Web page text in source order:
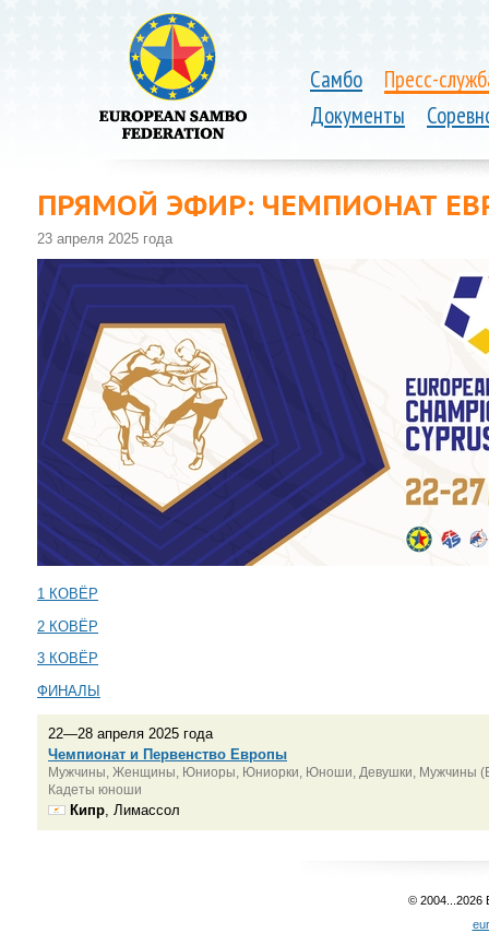
Самбо
Пресс-
Документы
ПРЯМОЙ ЭФИР: ЧЕМПИОНАТ
23 апреля 2025 года
1 КОВЁР
2 КОВЁР
3 КОВЁР
ФИНАЛЫ
22—28 апреля 2025 года
Чемпионат и Первенство Европы
Мужчины, Женщины, Юниоры, Юниорки, Юноши, Девушки, Мужчины
Кадеты юноши
Кипр , Лимассол
© 2004...2026